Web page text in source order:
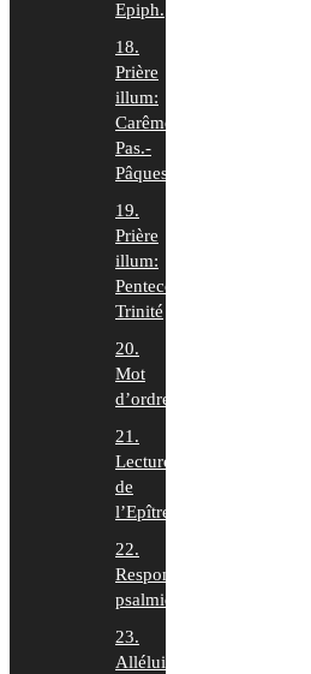
Epiph.
18.
Prière
illum:
Carême-
Pas.-
Pâques
19.
Prière
illum:
Pentecôte-
Trinité
20.
Mot
d’ordre
21.
Lecture
de
l’Epître
22.
Responsoriums
psalmiques
23.
Alléluia